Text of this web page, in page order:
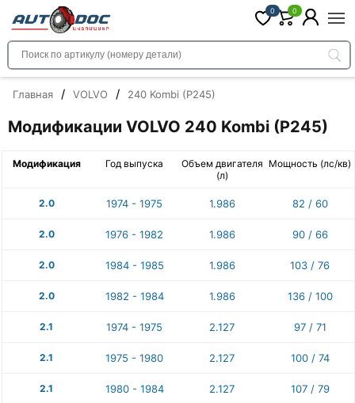
0 0
Главная / VOLVO / 240 Kombi (P245)
Модификации VOLVO 240 Kombi (P245)
Модификация Год выпуска
Объем двигателя
(л)
Мощность (лс/кв)
2.0 1974 - 1975 1.986 82 / 60
2.0 1976 - 1982 1.986 90 / 66
2.0 1984 - 1985 1.986 103 / 76
2.0 1982 - 1984 1.986 136 / 100
2.1 1974 - 1975 2.127 97 / 71
2.1 1975 - 1980 2.127 100 / 74
2.1 1980 - 1984 2.127 107 / 79